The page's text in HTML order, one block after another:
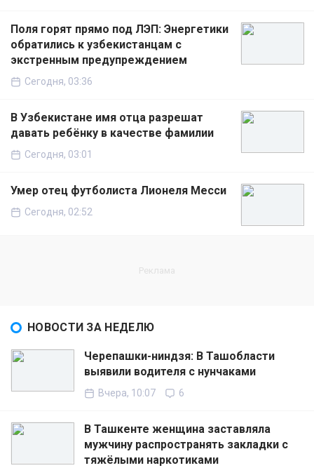
Поля горят прямо под ЛЭП: Энергетики
обратились к узбекистанцам с
экстренным предупреждением
Сегодня, 03:36
В Узбекистане имя отца разрешат
давать ребёнку в качестве фамилии
Сегодня, 03:01
Умер отец футболиста Лионеля Месси
Сегодня, 02:52
НОВОСТИ ЗА НЕДЕЛЮ
Черепашки-ниндзя: В Ташобласти
выявили водителя с нунчаками
Вчера, 10:07 6
В Ташкенте женщина заставляла
мужчину распространять закладки с
тяжёлыми наркотиками